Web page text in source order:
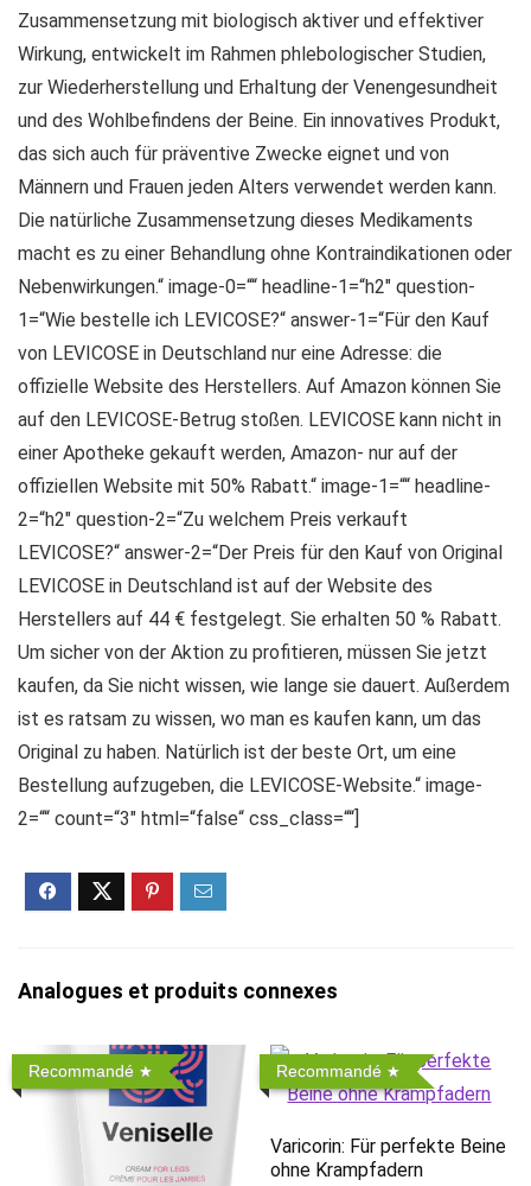
Zusammensetzung mit biologisch aktiver und effektiver
Wirkung, entwickelt im Rahmen phlebologischer Studien,
zur Wiederherstellung und Erhaltung der Venengesundheit
und des Wohlbefindens der Beine. Ein innovatives Produkt,
das sich auch für präventive Zwecke eignet und von
Männern und Frauen jeden Alters verwendet werden kann.
Die natürliche Zusammensetzung dieses Medikaments
macht es zu einer Behandlung ohne Kontraindikationen oder
Nebenwirkungen.“ image-0=““ headline-1=“h2″ question-
1=“Wie bestelle ich LEVICOSE?“ answer-1=“Für den Kauf
von LEVICOSE in Deutschland nur eine Adresse: die
offizielle Website des Herstellers. Auf Amazon können Sie
auf den LEVICOSE-Betrug stoßen. LEVICOSE kann nicht in
einer Apotheke gekauft werden, Amazon- nur auf der
offiziellen Website mit 50% Rabatt.“ image-1=““ headline-
2=“h2″ question-2=“Zu welchem ​​Preis verkauft
LEVICOSE?“ answer-2=“Der Preis für den Kauf von Original
LEVICOSE in Deutschland ist auf der Website des
Herstellers auf 44 € festgelegt. Sie erhalten 50 % Rabatt.
Um sicher von der Aktion zu profitieren, müssen Sie jetzt
kaufen, da Sie nicht wissen, wie lange sie dauert. Außerdem
ist es ratsam zu wissen, wo man es kaufen kann, um das
Original zu haben. Natürlich ist der beste Ort, um eine
Bestellung aufzugeben, die LEVICOSE-Website.“ image-
2=““ count=“3″ html=“false“ css_class=““]
Analogues et produits connexes
Recommandé Recommandé
Varicorin: Für perfekte Beine
ohne Krampfadern